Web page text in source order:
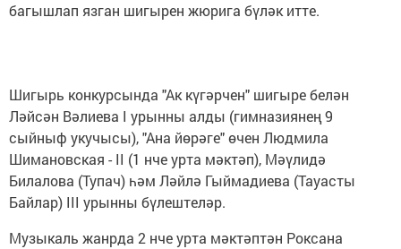
багышлап язган шигырен жюрига бүләк итте.
Шигырь конкурсында "Ак күгәрчен" шигыре белән
Ләйсән Вәлиева I урын­ны алды (гимназиянең 9
сыйныф укучысы), "Ана йөрәге" өчен Людмила
Шимановская - II (1 нче урта мәктәп), Мәүлидә
Билалова (Тупач) һәм Ләйлә Гыймадиева (Тау­асты
Байлар) III урынны бүлештеләр.
Музыкаль жанрда 2 нче урта мәктәптән Роксана